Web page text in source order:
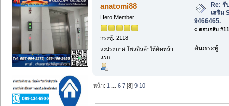
anatomi88
Hero Member
กระทู้: 2118
ลงประกาศ โพสสินค้าให้ติดหน้า
แรก
Re: รั
เสริม
9466465.
« ตอบกลับ
ดันกระทู้
หน้า: 1 ...6 7 [8]9 10